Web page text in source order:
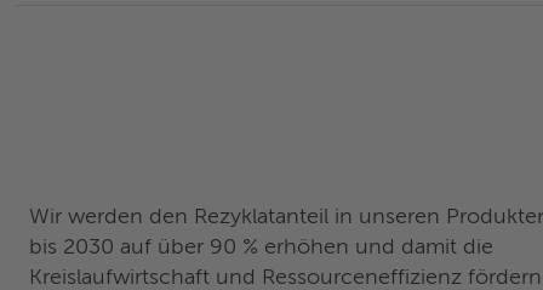
Wir werden den Rezyklatanteil in unseren
bis 2030 auf über 90 % erhöhen und damit die
Kreislaufwirtschaft und Ressourceneffizienz